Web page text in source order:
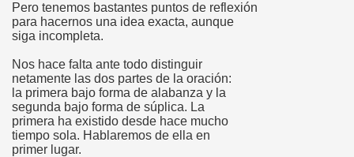
Pero tenemos bastantes puntos de reflexión
para hacernos una idea exacta, aunque
siga incompleta.
Nos hace falta ante todo distinguir
netamente las dos partes de la oración:
la primera bajo forma de alabanza y la
segunda bajo forma de súplica. La
primera ha existido desde hace mucho
tiempo sola. Hablaremos de ella en
primer lugar.